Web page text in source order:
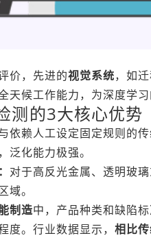
价，先进的视觉系统，如
天候工作能力，为深度学
测的3大核心优势
依赖人工设定固定规则的
泛化能力极强。
对于高反光金属、透明玻
域。
制造中，产品种类和缺陷
度。行业数据显示，相比